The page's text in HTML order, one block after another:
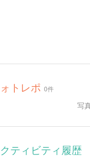
トレポ 0件
写
ティビティ履歴